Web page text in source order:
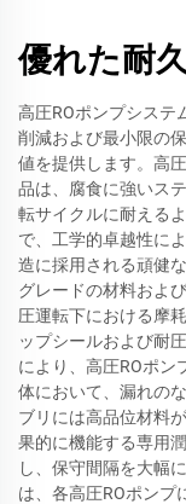
優れた耐
高圧ROポンプシステ
削減および最小限の
値を提供します。高
品は、腐食に強いス
転サイクルに耐える
で、工学的卓越性に
造に採用される頑健
グレードの材料およ
圧運転下における摩
ップシールおよび耐
により、高圧ROポン
体において、漏れの
ブリには高品位材料
果的に機能する専用
し、保守間隔を大幅
は、各高圧ROポンプ